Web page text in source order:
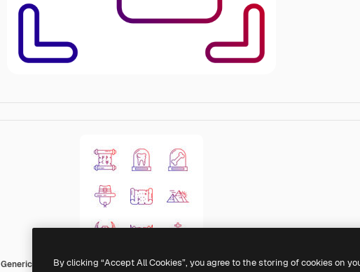
Generic gradient outlineBy clicking “Accept All Cookies”, you agree to the storing of cookies on